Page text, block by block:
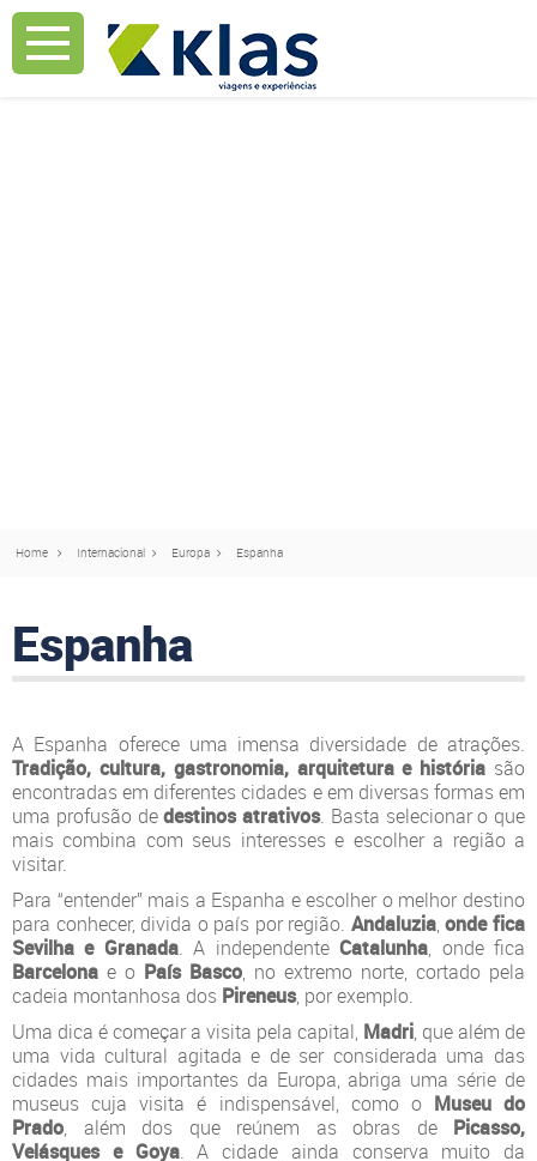
Mostrar Aviso
Home Internacional Europa Espanha
Espanha
A Espanha oferece uma imensa diversidade de atrações.
Tradição, cultura, gastronomia, arquitetura e história são
encontradas em diferentes cidades e em diversas formas em
uma profusão dedestinos atrativos. Basta selecionar o que
mais combina com seus interesses e escolher a região a
visitar.
Para “entender” mais a Espanha e escolher o melhor destino
para conhecer, divida o país por região. Andaluzia,onde fica
Sevilha e Granada. A independenteCatalunha, onde fica
Barcelona e o País Basco, no extremo norte, cortado pela
cadeia montanhosa dos Pireneus, por exemplo.
Uma dica é começar a visita pela capital, Madri, que além de
uma vida cultural agitada e de ser considerada uma das
cidades mais importantes da Europa, abriga uma série de
museus cuja visita é indispensável, como o Museu do
Prado, além dos que reúnem as obras de Picasso,
Velásques e Goya. A cidade ainda conserva muito da